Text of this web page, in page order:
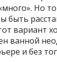
Но
быть
вариант
ванной
и без